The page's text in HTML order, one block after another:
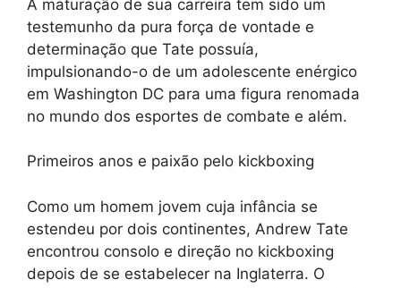
A maturação de sua carreira tem sido um
testemunho da pura força de vontade e
determinação que Tate possuía,
impulsionando-o de um adolescente enérgico
em Washington DC para uma figura renomada
no mundo dos esportes de combate e além.
Primeiros anos e paixão pelo kickboxing
Como um homem jovem cuja infância se
estendeu por dois continentes, Andrew Tate
encontrou consolo e direção no kickboxing
depois de se estabelecer na Inglaterra. O